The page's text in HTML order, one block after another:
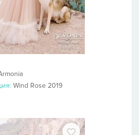
Wind Rose 2019